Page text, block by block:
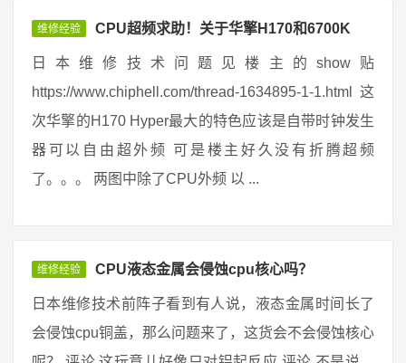
维修经验 CPU超频求助！关于华擎H170和6700K
日本维修技术问题见楼主的show贴
https://www.chiphell.com/thread-1634895-1-1.html 这
次华擎的H170 Hyper最大的特色应该是自带时钟发生
器可以自由超外频 可是楼主好久没有折腾超频
了。。。 两图中除了CPU外频 以 ...
维修经验 CPU液态金属会侵蚀cpu核心吗？
日本维修技术前阵子看到有人说，液态金属时间长了
会侵蚀cpu铜盖，那么问题来了，这货会不会侵蚀核心